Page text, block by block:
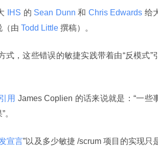
IHS 的 Sean Dunn 和 Chris Edwards 给
（由 Todd Little 撰稿）。
，这些错误的敏捷实践带着由“反模式”引
引用 James Coplien 的话来说就是：“一些
宣言”以及多少敏捷 /scrum 项目的实现只